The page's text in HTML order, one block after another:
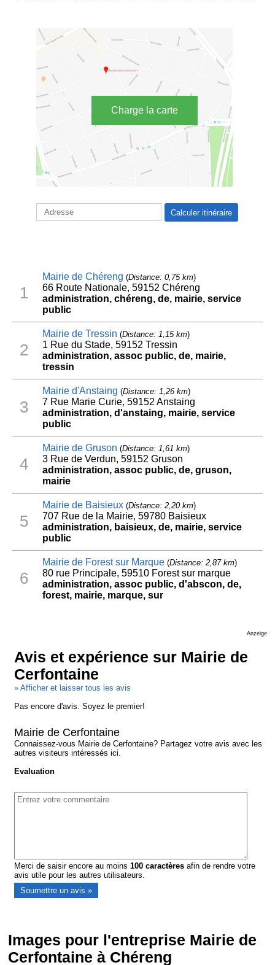
Charge la carte
1
Mairie de Chéreng (Distance: 0,75 km)
66 Route Nationale, 59152 Chéreng
administration, chéreng, de, mairie, service
public
2
Mairie de Tressin (Distance: 1,15 km)
1 Rue du Stade, 59152 Tressin
administration, assoc public, de, mairie,
tressin
3
Mairie d'Anstaing (Distance: 1,26 km)
7 Rue Marie Curie, 59152 Anstaing
administration, d'anstaing, mairie, service
public
4
Mairie de Gruson (Distance: 1,61 km)
3 Rue de Verdun, 59152 Gruson
administration, assoc public, de, gruson,
mairie
5
Mairie de Baisieux(Distance: 2,20 km)
707 Rue de la Mairie, 59780 Baisieux
administration, baisieux, de, mairie, service
public
6
Mairie de Forest sur Marque(Distance: 2,87 km)
80 rue Principale, 59510 Forest sur marque
administration, assoc public, d'abscon, de,
forest, mairie, marque, sur
Anzeige
Avis et expérience sur Mairie de
Cerfontaine
» Afficher et laisser tous les avis
Pas encore d'avis. Soyez le premier!
Mairie de Cerfontaine
Connaissez-vous Mairie de Cerfontaine? Partagez votre avis avec les
autres visiteurs intéressés ici.
Evaluation
Merci de saisir encore au moins100 caractères afin de rendre votre
avis utile pour les autres utilisateurs.
Images pour l'entreprise Mairie de
Cerfontaine à Chéreng